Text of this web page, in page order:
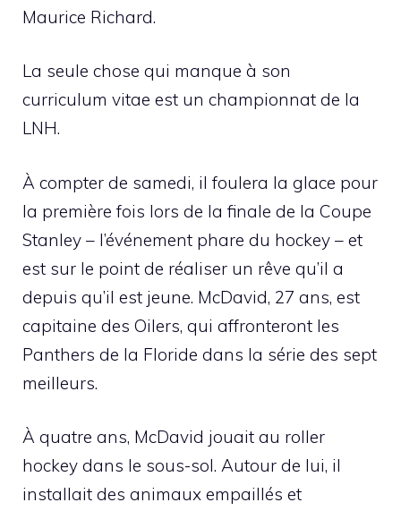
Maurice Richard.
La seule chose qui manque à son
curriculum vitae est un championnat de la
LNH.
À compter de samedi, il foulera la glace pour
la première fois lors de la finale de la Coupe
Stanley – l’événement phare du hockey – et
est sur le point de réaliser un rêve qu’il a
depuis qu’il est jeune. McDavid, 27 ans, est
capitaine des Oilers, qui affronteront les
Panthers de la Floride dans la série des sept
meilleurs.
À quatre ans, McDavid jouait au roller
hockey dans le sous-sol. Autour de lui, il
installait des animaux empaillés et